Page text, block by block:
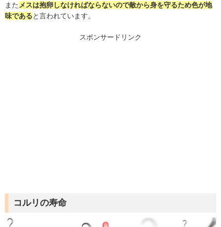
またメスは抱卵しなければならないので敵から身を守るため色が地
味であると言われています。
スポンサードリンク
コルリの寿命